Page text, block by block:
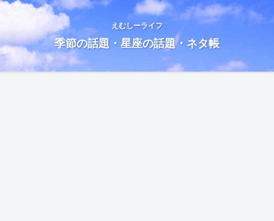
えむしーライフ
季節の話題・星座の話題・ネタ帳